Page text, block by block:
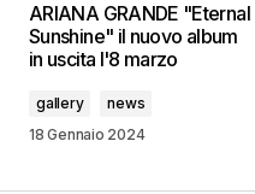
ARIANA GRANDE "Eternal
Sunshine" il nuovo album
in uscita l'8 marzo
gallery
news
18 Gennaio 2024